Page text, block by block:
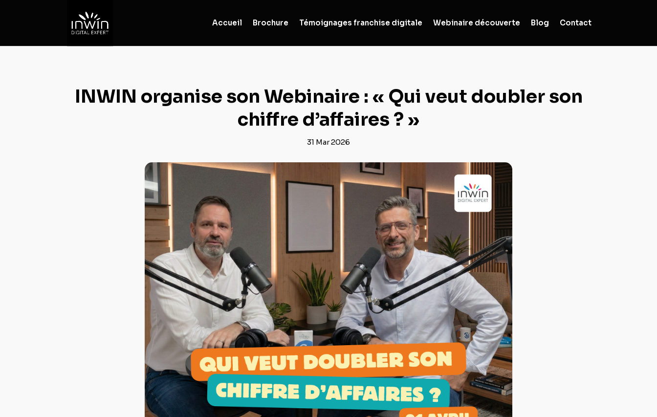
Accueil Brochure Témoignages franchise digitale Webinaire découverte Blog Contact
INWIN organise son Webinaire : « Qui veut doubler son
chiffre d’affaires ? »
31 Mar 2026